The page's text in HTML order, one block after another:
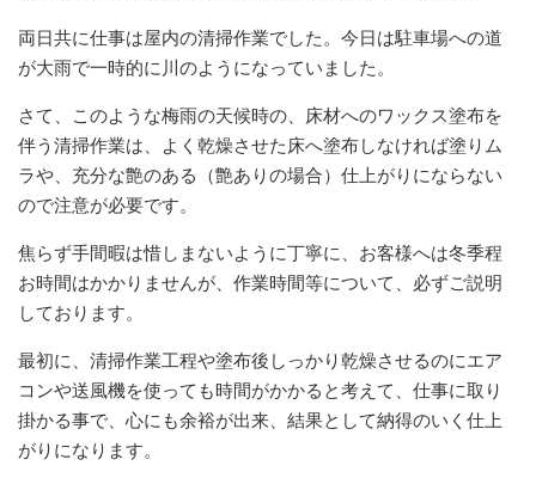
両日共に仕事は屋内の清掃作業でした。今日は駐車場への道
が大雨で一時的に川のようになっていました。
さて、このような梅雨の天候時の、床材へのワックス塗布を
伴う清掃作業は、よく乾燥させた床へ塗布しなければ塗りム
ラや、充分な艶のある（艶ありの場合）仕上がりにならない
ので注意が必要です。
焦らず手間暇は惜しまないように丁寧に、お客様へは冬季程
お時間はかかりませんが、作業時間等について、必ずご説明
しております。
最初に、清掃作業工程や塗布後しっかり乾燥させるのにエア
コンや送風機を使っても時間がかかると考えて、仕事に取り
掛かる事で、心にも余裕が出来、結果として納得のいく仕上
がりになります。